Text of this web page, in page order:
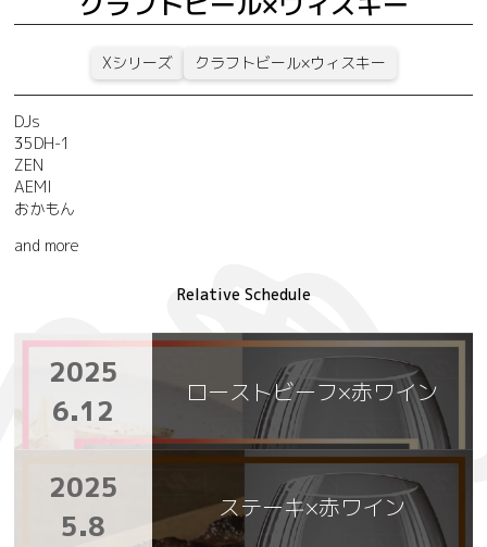
Xシリーズ クラフトビール×ウィスキー
DJs
35DH-1
ZEN
AEMI
おかもん
and more
Relative Schedule
2025
6.12
ローストビーフ×赤ワイン
2025
5.8
ステーキ×赤ワイン